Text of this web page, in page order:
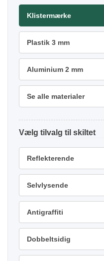
Klistermærke
Plastik 3 mm
Aluminium 2 mm
Se alle materialer
tilvalg
Reflekterende
Selvlysende
Antigraffiti
Dobbeltsidig